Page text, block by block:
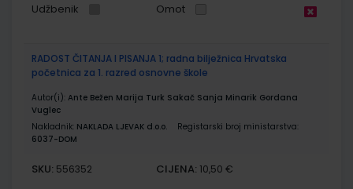
Udžbenik Omot
RADOST ČITANJA I PISANJA 1; radna bilježnica Hrvatska
početnica za 1. razred osnovne škole
Autor(i): Ante Bežen Marija Turk Sakač Sanja Minarik Gordana
Vuglec
Nakladnik: NAKLADA LJEVAK d.o.o.
Registarski broj ministarstva:
6037-DOM
SKU: 556352 CIJENA: 10,50 €